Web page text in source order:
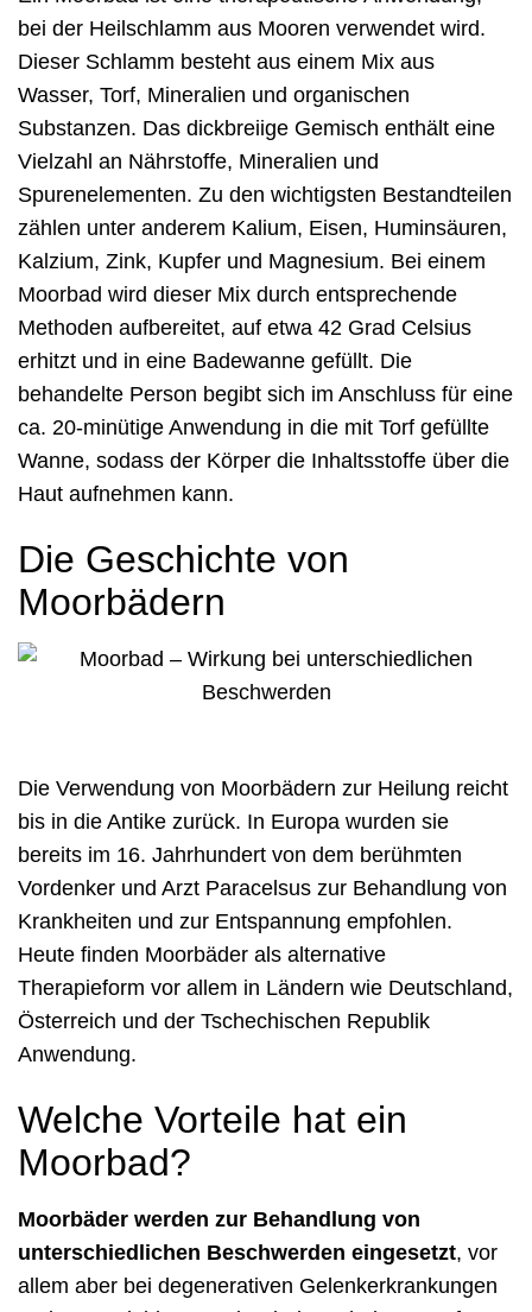
bei der Heilschlamm aus Mooren verwendet wird.
Dieser Schlamm besteht aus einem Mix aus
Wasser, Torf, Mineralien und organischen
Substanzen. Das dickbreiige Gemisch enthält eine
Vielzahl an Nährstoffe, Mineralien und
Spurenelementen. Zu den wichtigsten Bestandteilen
zählen unter anderem Kalium, Eisen, Huminsäuren,
Kalzium, Zink, Kupfer und Magnesium. Bei einem
Moorbad wird dieser Mix durch entsprechende
Methoden aufbereitet, auf etwa 42 Grad Celsius
erhitzt und in eine Badewanne gefüllt. Die
behandelte Person begibt sich im Anschluss für eine
ca. 20-minütige Anwendung in die mit Torf gefüllte
Wanne, sodass der Körper die Inhaltsstoffe über die
Haut aufnehmen kann.
Die Geschichte von
Moorbädern
Die Verwendung von Moorbädern zur Heilung reicht
bis in die Antike zurück. In Europa wurden sie
bereits im 16. Jahrhundert von dem berühmten
Vordenker und Arzt Paracelsus zur Behandlung von
Krankheiten und zur Entspannung empfohlen.
Heute finden Moorbäder als alternative
Therapieform vor allem in Ländern wie Deutschland,
Österreich und der Tschechischen Republik
Anwendung.
Welche Vorteile hat ein
Moorbad?
Moorbäder werden zur Behandlung von
unterschiedlichen Beschwerden eingesetzt, vor
allem aber bei degenerativen Gelenkerkrankungen